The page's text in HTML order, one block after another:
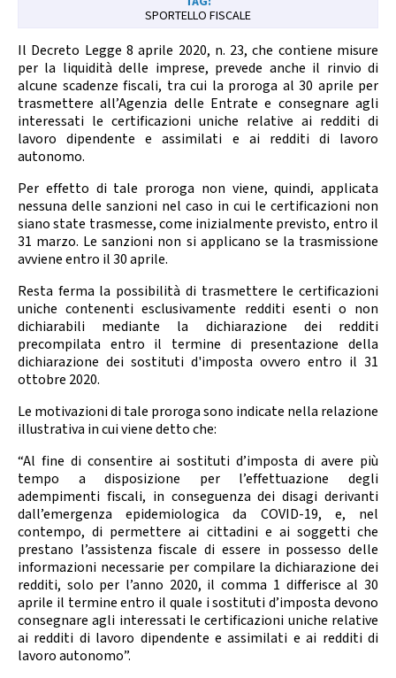
Formazione Albo Soci
Calendario Gare Media
SPORTELLO FISCALE
Il Decreto Legge 8 aprile 2020, n. 23, che contiene misure
per la liquidità delle imprese, prevede anche il rinvio di
alcune scadenze fiscali, tra cui la proroga al 30 aprile per
trasmettere all’Agenzia delle Entrate e consegnare agli
interessati le certificazioni uniche relative ai redditi di
lavoro dipendente e assimilati e ai redditi di lavoro
autonomo.
Per effetto di tale proroga non viene, quindi, applicata
nessuna delle sanzioni nel caso in cui le certificazioni non
siano state trasmesse, come inizialmente previsto, entro il
31 marzo. Le sanzioni non si applicano se la trasmissione
avviene entro il 30 aprile.
Resta ferma la possibilità di trasmettere le certificazioni
uniche contenenti esclusivamente redditi esenti o non
dichiarabili mediante la dichiarazione dei redditi
precompilata entro il termine di presentazione della
dichiarazione dei sostituti d'imposta ovvero entro il 31
ottobre 2020.
Le motivazioni di tale proroga sono indicate nella relazione
illustrativa in cui viene detto che:
“Al fine di consentire ai sostituti d’imposta di avere più
tempo a disposizione per l’effettuazione degli
adempimenti fiscali, in conseguenza dei disagi derivanti
dall’emergenza epidemiologica da COVID-19, e, nel
contempo, di permettere ai cittadini e ai soggetti che
prestano l’assistenza fiscale di essere in possesso delle
informazioni necessarie per compilare la dichiarazione dei
redditi, solo per l’anno 2020, il comma 1 differisce al 30
aprile il termine entro il quale i sostituti d’imposta devono
consegnare agli interessati le certificazioni uniche relative
ai redditi di lavoro dipendente e assimilati e ai redditi di
lavoro autonomo”.